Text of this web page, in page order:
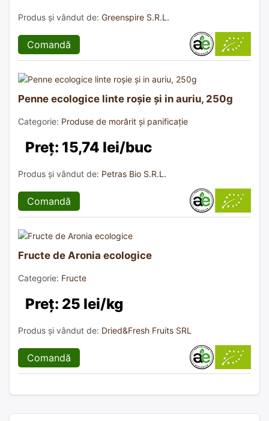
Produs și vândut de: Greenspire S.R.L.
Comandă
Penne ecologice linte roșie și in auriu, 250g
Categorie: Produse de morărit și panificație
Preț: 15,74 lei/buc
Produs și vândut de: Petras Bio S.R.L.
Comandă
Fructe de Aronia ecologice
Categorie: Fructe
Preț: 25 lei/kg
Produs și vândut de: Dried&Fresh Fruits SRL
Comandă